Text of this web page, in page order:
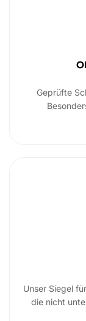
Geprüfte
Unser Siegel
die nicht